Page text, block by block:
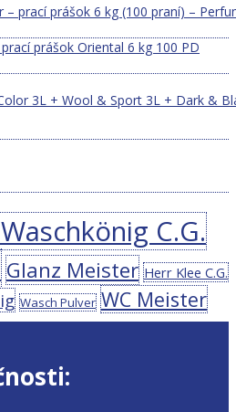
– prací prášok 6 kg (100 praní) –
prášok Oriental 6 kg 100 PD
3L + Wool & Sport 3L + Dark &
C.G.
Glanz Meister Herr Klee C.G.
Wasch Pulver WC Meister